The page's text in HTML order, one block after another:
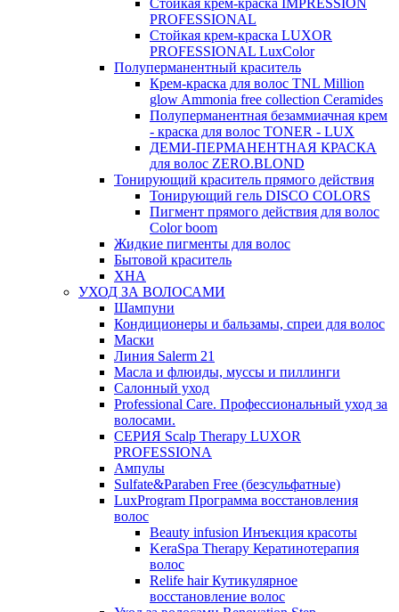
Стойкая крем-краска IMPRESSION
PROFESSIONAL
Стойкая крем-краска LUXOR
PROFESSIONAL LuxColor
Полуперманентный краситель
Крем-краска для волос TNL Million
glow Ammonia free collection Ceramides
Полуперманентная безаммиачная крем
- краска для волос TONER - LUX
ДЕМИ-ПЕРМАНЕНТНАЯ КРАСКА
для волос ZERO.BLOND
Тонирующий краситель прямого действия
Тонирующий гель DISCO COLORS
Пигмент прямого действия для волос
Color boom
Жидкие пигменты для волос
Бытовой краситель
ХНА
УХОД ЗА ВОЛОСАМИ
Шампуни
Кондиционеры и бальзамы, спреи для волос
Маски
Линия Salerm 21
Масла и флюиды, муссы и пиллинги
Салонный уход
Professional Care. Профессиональный уход за
волосами.
СЕРИЯ Scalp Therapy LUXOR
PROFESSIONA
Ампулы
Sulfate&Paraben Free (безсульфатные)
LuxProgram Программа восстановления
волос
Beauty infusion Инъекция красоты
KeraSpa Therapy Кератинотерапия
волос
Relife hair Кутикулярное
восстановление волос